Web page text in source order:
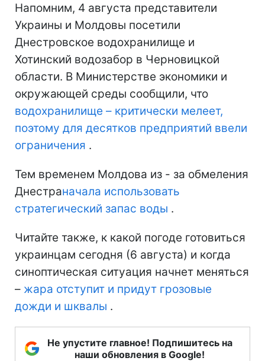
Напомним, 4 августа представители
Украины и Молдовы посетили
Днестровское водохранилище и
Хотинский водозабор в Черновицкой
области. В Министерстве экономики и
окружающей среды сообщили, что
водохранилище – критически мелеет,
поэтому для десятков предприятий ввели
ограничения .
Тем временем Молдова из - за обмеления
Днестраначала использовать
стратегический запас воды .
Читайте также, к какой погоде готовиться
украинцам сегодня (6 августа) и когда
синоптическая ситуация начнет меняться
– жара отступит и придут грозовые
дожди и шквалы .
Не упустите главное! Подпишитесь на
наши обновления в Google!